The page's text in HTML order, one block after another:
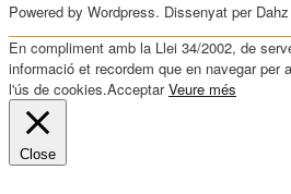
Powered by Wordpress. Dissenyat per Dahz
En compliment amb la Llei 34/2002, de
informació et recordem que en navegar per
l'ús de cookies.Acceptar Veure més
Close